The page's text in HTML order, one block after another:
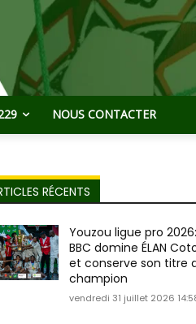
NOUS CONTACTER
RÉCENTS
Youzou ligue pro
BBC domine ÉLAN
et conserve son titre
champion
vendredi 31 juillet 2026